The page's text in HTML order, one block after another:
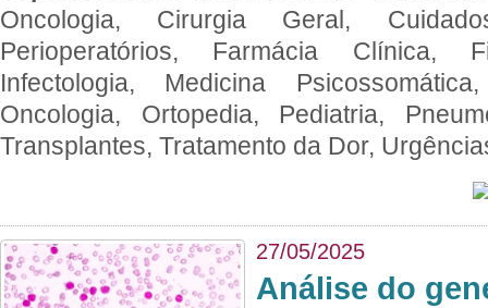
Oncologia, Cirurgia Geral,
Perioperatórios, Farmácia Clínica,
Infectologia, Medicina
Oncologia, Ortopedia, Pediatria,
Transplantes, Tratamento da Dor,
27/05/2025
Análise do